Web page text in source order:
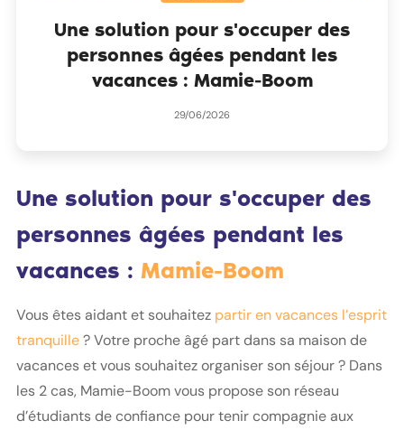
Une solution pour s'occuper des
personnes âgées pendant les
vacances : Mamie-Boom
29/06/2026
Une solution pour s'occuper des
personnes âgées pendant les
vacances : Mamie-Boom
Vous êtes aidant et souhaitez partir en vacances l’esprit
tranquille? Votre proche âgé part dans sa maison de
vacances et vous souhaitez organiser son séjour ? Dans
les 2 cas, Mamie-Boom vous propose son réseau
d’étudiants de confiance pour tenir compagnie aux